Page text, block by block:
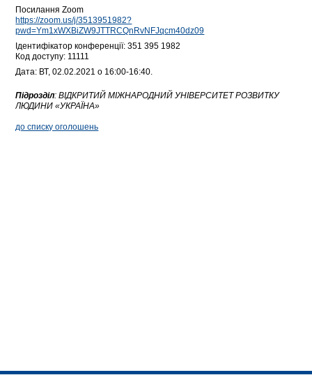
Посилання Zoom
https://zoom.us/j/3513951982?
pwd=Ym1xWXBiZW9JTTRCQnRvNFJqcm40dz09
Ідентифікатор конференції: 351 395 1982
Код доступу: 11111
Дата: ВТ, 02.02.2021 о 16:00-16:40.
Підрозділ:ВІДКРИТИЙ МІЖНАРОДНИЙ УНІВЕРСИТЕТ РОЗВИТКУ
ЛЮДИНИ «УКРАЇНА»
до списку оголошень